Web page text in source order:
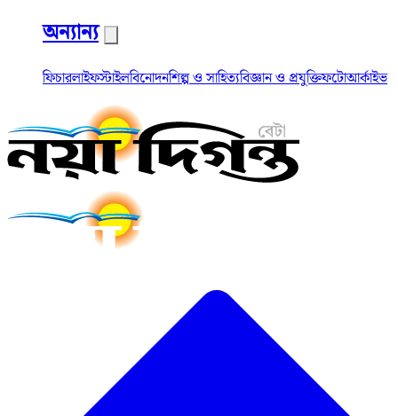
অন্যান্য
ফিচারলাইফস্টাইলবিনোদনশিল্প ও সাহিত্যবিজ্ঞান ও প্রযুক্তিফটোআর্কাইভ